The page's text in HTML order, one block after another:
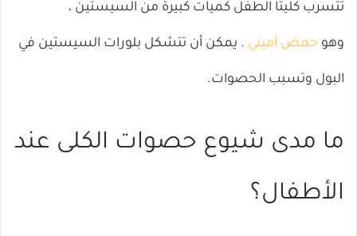
تتسرب كليتا الطفل كميات كبيرة من السيستين ،
وهو حمض أميني . يمكن أن تتشكل بلورات السيستين في
البول وتسبب الحصوات.
ما مدى شيوع حصوات الكلى عند
الأطفال؟